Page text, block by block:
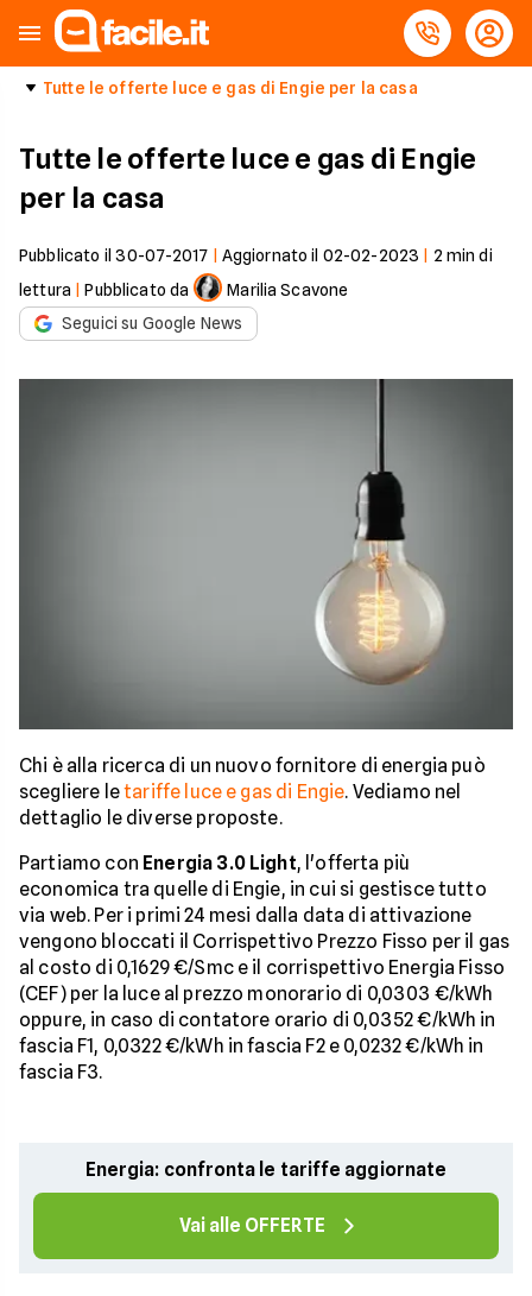
Tutte le offerte luce e gas di Engie per la casa
Tutte le offerte luce e gas di Engie
per la casa
Pubblicato il 30-07-2017 Aggiornato il 02-02-2023 2 min di
lettura |Pubblicato da
Marilia Scavone
Seguici su Google News
Chi è alla ricerca di un nuovo fornitore di energia può
scegliere letariffe luce e gas di Engie. Vediamo nel
dettaglio le diverse proposte.
Partiamo con Energia 3.0 Light, l'offerta più
economica tra quelle di Engie, in cui si gestisce tutto
via web. Per i primi 24 mesi dalla data di attivazione
vengono bloccati il Corrispettivo Prezzo Fisso per il gas
al costo di 0,1629 €/Smc e il corrispettivo Energia Fisso
(CEF) per la luce al prezzo monorario di 0,0303 €/kWh
oppure, in caso di contatore orario di 0,0352 €/kWh in
fascia F1, 0,0322 €/kWh in fascia F2 e 0,0232 €/kWh in
fascia F3.
Energia: confronta le tariffe aggiornate
Vai alle OFFERTE